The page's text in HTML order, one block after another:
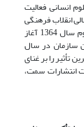
انسانی فعالیت
شورای‌عالی انقلاب فرهنگی
تأسیس شد و فعالیتهای پژوهشی خود را از نیمة دوم سال 1364 آغاز
سازمان در سال
تأثیر را بر غنای
انتشارات سمت،